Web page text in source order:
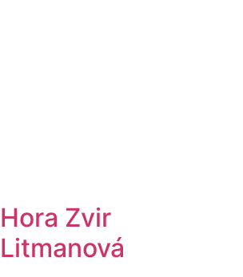
Hora Zvir
Litmanová